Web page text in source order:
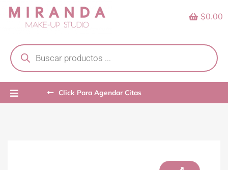
Skip
search
$0.00
Click Para Agendar Citas